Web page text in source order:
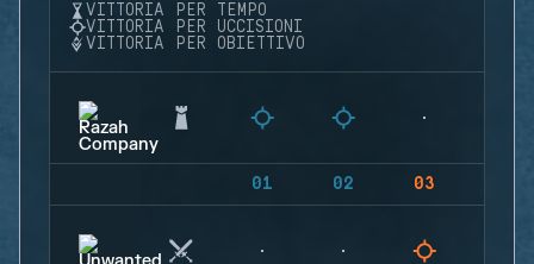
VITTORIA PER TEMPO
VITTORIA PER UCCISIONI
VITTORIA PER OBIETTIVO
01 02 03